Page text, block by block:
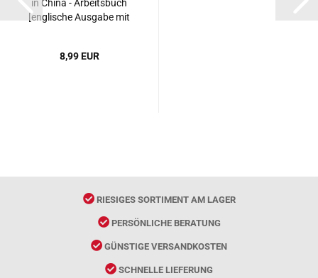
in China - Arbeitsbuch
[englische Ausgabe mit
9787040205459
8,99 EUR
RIESIGES SORTIMENT AM LAGER
PERSÖNLICHE BERATUNG
GÜNSTIGE VERSANDKOSTEN
SCHNELLE LIEFERUNG